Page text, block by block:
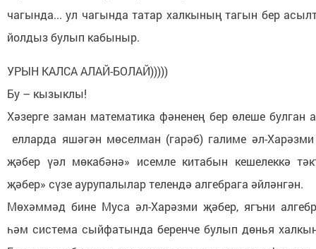
чагында... ул чагында татар халкының тагын бер
йолдыз булып кабыныр.
УРЫН КАЛСА АЛАЙ-БОЛАЙ)))))
Бу – кызыклы!
Хәзерге заман математика фәненең бер өлеше булган
елларда яшәгән мөселман (гарәб) галиме әл-
җәбер үәл мөкабәнә» исемле китабын кешелеккә
җәбер» сүзе аурупалылар телендә алгебрага әйләнгән.
Мөхәммәд бине Муса әл-Харәзми җәбер, ягъни
һәм система сыйфатында беренче булып дөнья